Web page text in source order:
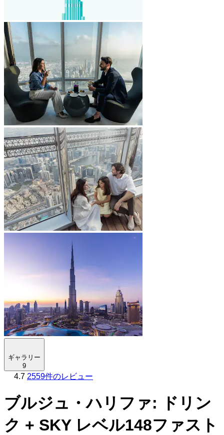
ギャラリー
9
4.7 2559件のレビュー
ブルジュ・ハリファ: ドリン
ク + SKY レベル148ファスト